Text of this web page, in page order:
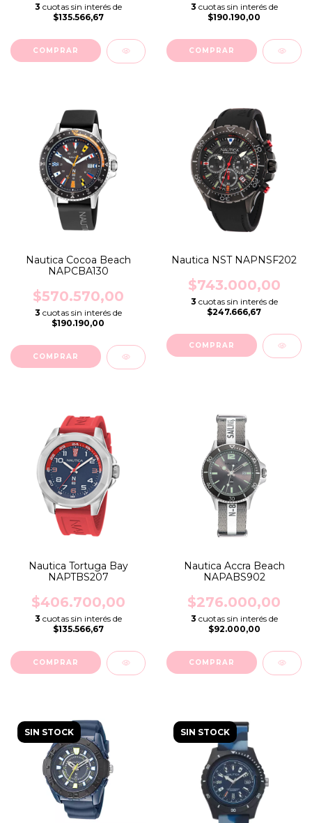
3 cuotas sin interés de
$135.566,67
3 cuotas sin interés de
$190.190,00
Nautica Cocoa Beach
NAPCBA130
$570.570,00
3 cuotas sin interés de
$190.190,00
Nautica NST NAPNSF202
$743.000,00
3 cuotas sin interés de
$247.666,67
Nautica Tortuga Bay
NAPTBS207
$406.700,00
3 cuotas sin interés de
$135.566,67
Nautica Accra Beach
NAPABS902
$276.000,00
3 cuotas sin interés de
$92.000,00
SIN STOCK SIN STOCK